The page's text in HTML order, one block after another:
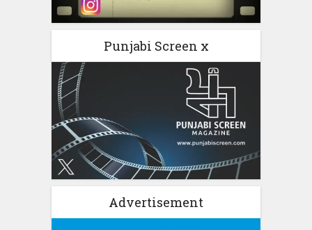
Punjabi Screen x
Advertisement